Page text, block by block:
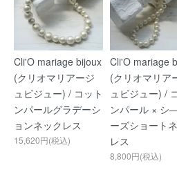
Cli'O mariage bijoux
(クリオマリアージ
ュビジュー) / コット
ンパールグラデーシ
ョンネックレス
15,620円(税込)
Cli'O mariage
(クリオマリア
ュビジュー) /
ンパール × シ
ーズショート
レス
8,800円(税込)